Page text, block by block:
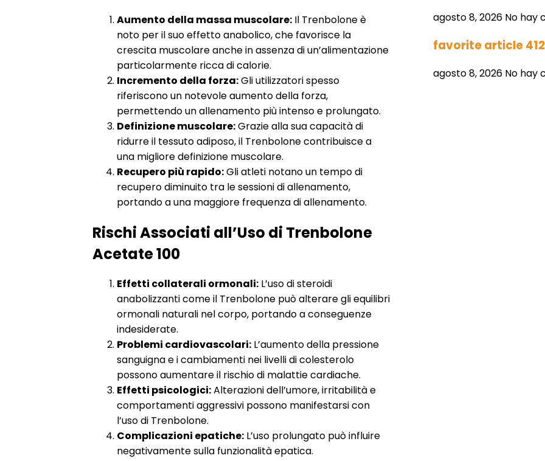
Aumento della massa muscolare: Il Trenbolone è
noto per il suo effetto anabolico, che favorisce la
crescita muscolare anche in assenza di un’alimentazione
particolarmente ricca di calorie.
Incremento della forza:Gli utilizzatori spesso
riferiscono un notevole aumento della forza,
permettendo un allenamento più intenso e prolungato.
Definizione muscolare:Grazie alla sua capacità di
ridurre il tessuto adiposo, il Trenbolone contribuisce a
una migliore definizione muscolare.
Recupero più rapido:Gli atleti notano un tempo di
recupero diminuito tra le sessioni di allenamento,
portando a una maggiore frequenza di allenamento.
Rischi Associati all’Uso di Trenbolone
Acetate 100
Effetti collaterali ormonali: L’uso di steroidi
anabolizzanti come il Trenbolone può alterare gli equilibri
ormonali naturali nel corpo, portando a conseguenze
indesiderate.
Problemi cardiovascolari: L’aumento della pressione
sanguigna e i cambiamenti nei livelli di colesterolo
possono aumentare il rischio di malattie cardiache.
Effetti psicologici:Alterazioni dell’umore, irritabilità e
comportamenti aggressivi possono manifestarsi con
l’uso di Trenbolone.
Complicazioni epatiche: L’uso prolungato può influire
negativamente sulla funzionalità epatica.
agosto 8, 2026 No hay
favorite article
agosto 8, 2026 No hay